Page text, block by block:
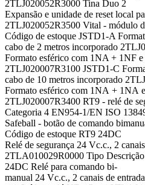
2TLJ020052R3000 Tina Duo 2
Expansão e unidade de reset local
2TLJ020052R3500 Vital - módulo
Código de estoque JSTD1-A
cabo de 2 metros incorporado
Formato esférico com 1NA + 1NF
2TLJ020007R3100 JSTD1-C
cabo de 10 metros incorporado
Formato esférico com 1NA + 1NA
2TLJ020007R3400 RT9 - relé de
Categoria 4 EN954-1/EN ISO
Safeball - botão de comando
Código de estoque RT9 24DC
Relé de segurança 24 Vc.c., 2
2TLA010029R0000 Tipo
24DC Relé para comando bi-
manual 24 Vc.c., 2 canais de